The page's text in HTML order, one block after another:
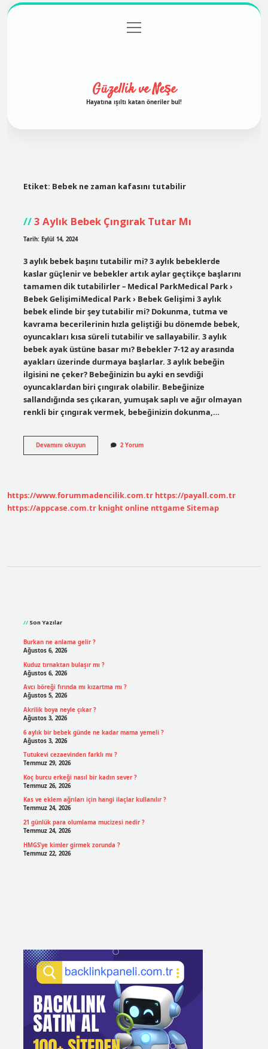
Gizlilik Politikası
menüyü
aç
Güzellik ve Neşe
Hayatına ışıltı katan öneriler bul!
Etiket: Bebek ne zaman kafasını tutabilir
3 Aylık Bebek Çıngırak Tutar Mı
Tarih: Eylül 14, 2024
3 aylık bebek başını tutabilir mi? 3 aylık bebeklerde
kaslar güçlenir ve bebekler artık aylar geçtikçe başlarını
tamamen dik tutabilirler – Medical ParkMedical Park ›
Bebek GelişimiMedical Park › Bebek Gelişimi 3 aylık
bebek elinde bir şey tutabilir mi? Dokunma, tutma ve
kavrama becerilerinin hızla geliştiği bu dönemde bebek,
oyuncakları kısa süreli tutabilir ve sallayabilir. 3 aylık
bebek ayak üstüne basar mı? Bebekler 7-12 ay arasında
ayakları üzerinde durmaya başlarlar. 3 aylık bebeğin
ilgisini ne çeker? Bebeğinizin bu ayki en sevdiği
oyuncaklardan biri çıngırak olabilir. Bebeğinize
sallandığında ses çıkaran, yumuşak saplı ve ağır olmayan
renkli bir çıngırak vermek, bebeğinizin dokunma,…
Devamını okuyun3
Aylık
2 Yorum
https://www.forummadencilik.com.tr https://payall.com.tr
https://appcase.com.tr knight online nttgame Sitemap
Son Yazılar
Burkan ne anlama gelir ?
Ağustos 6, 2026
Kuduz tırnaktan bulaşır mı ?
Ağustos 6, 2026
Avcı böreği fırında mı kızartma mı ?
Ağustos 5, 2026
Akrilik boya neyle çıkar ?
Ağustos 3, 2026
6 aylık bir bebek günde ne kadar mama yemeli ?
Ağustos 3, 2026
Tutukevi cezaevinden farklı mı ?
Temmuz 29, 2026
Koç burcu erkeği nasıl bir kadın sever ?
Temmuz 26, 2026
Kas ve eklem ağrıları için hangi ilaçlar kullanılır ?
Temmuz 24, 2026
21 günlük para olumlama mucizesi nedir ?
Temmuz 24, 2026
HMGS’ye kimler girmek zorunda ?
Temmuz 22, 2026